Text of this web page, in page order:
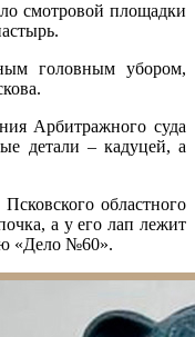
смотровой площадки
головным убором,
Арбитражного суда
детали – кадуцей, а
областного
а у его лап лежит
«Дело №60».